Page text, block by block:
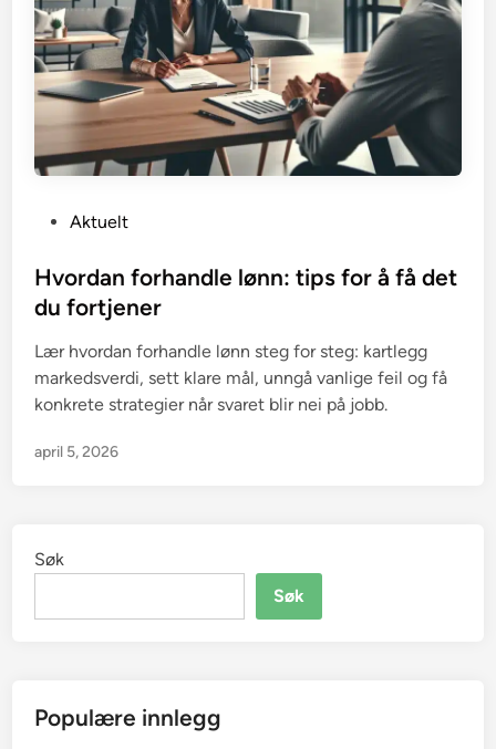
s
t
d
i
n
Aktuelt
Hvordan forhandle lønn: tips for å få det
du fortjener
Lær hvordan forhandle lønn steg for steg: kartlegg
markedsverdi, sett klare mål, unngå vanlige feil og få
konkrete strategier når svaret blir nei på jobb.
april 5, 2026
Søk
Søk
Populære innlegg